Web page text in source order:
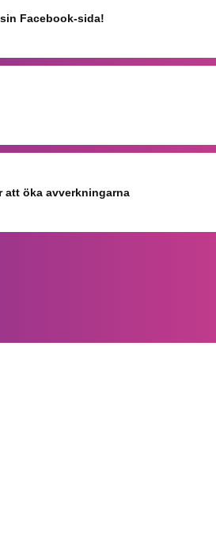
Facebook-sida!
att öka avverkningarna